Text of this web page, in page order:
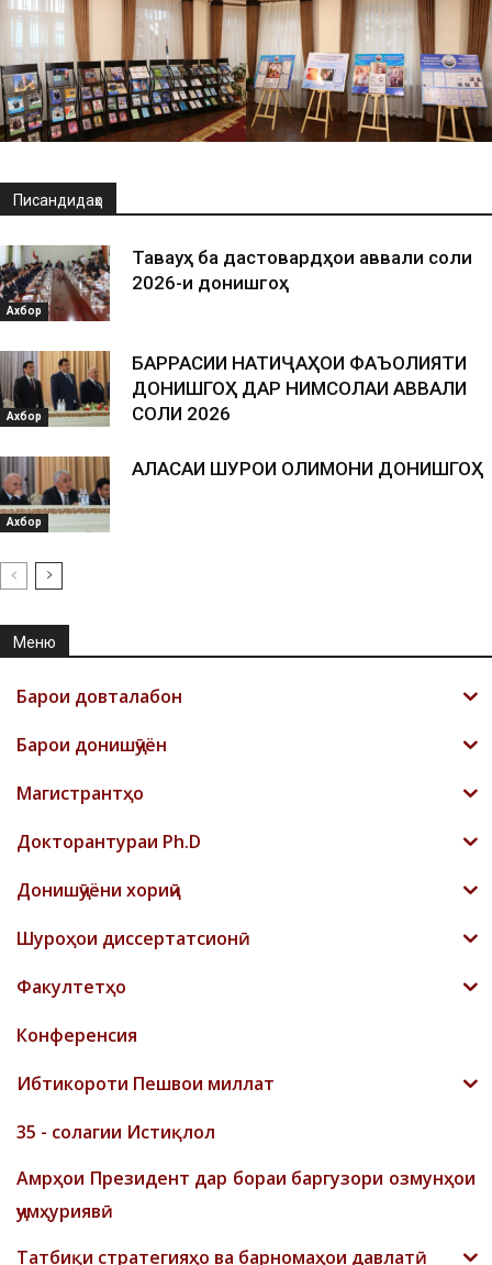
Писандидаҳо
Ахбор
Таваҷҷуҳ ба дастовардҳои аввали соли
2026-и донишгоҳ
Ахбор
БАРРАСИИ НАТИҶАҲОИ ФАЪОЛИЯТИ
ДОНИШГОҲ ДАР НИМСОЛАИ АВВАЛИ
СОЛИ 2026
Ахбор
АЛАСАИ ШУРОИ ОЛИМОНИ ДОНИШГОҲ
Меню
Барои довталабон
Барои донишҷӯён
Магистрантҳо
Докторантураи Ph.D
Донишҷӯёни хориҷӣ
Шyроҳои диссертатсионӣ
Факултетҳо
Конференсия
Ибтикороти Пешвои миллат
35 - солагии Истиқлол
Амрҳои Президент дар бораи баргузори озмунҳои
ҷумҳуриявӣ
Татбиқи стратегияҳо ва барномаҳои давлатӣ